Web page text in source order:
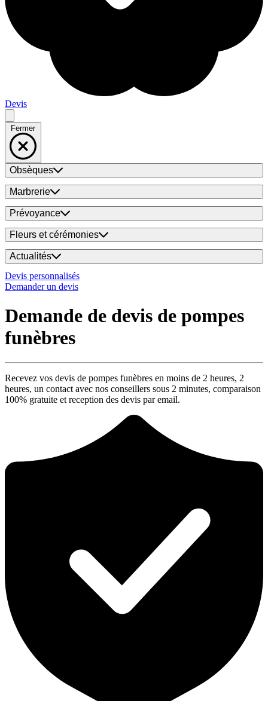
Devis
Fermer
Obsèques
Marbrerie
Prévoyance
Fleurs et cérémonies
Actualités
Devis personnalisés
Demander un devis
Demande de devis de pompes
funèbres
Recevez vos devis de pompes funèbres en moins de 2 heures, 2
heures, un contact avec nos conseillers sous 2 minutes, comparaison
100% gratuite et reception des devis par email.